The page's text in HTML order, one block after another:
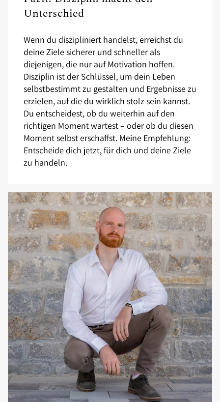
Unterschied
Wenn du diszipliniert handelst, erreichst du
deine Ziele sicherer und schneller als
diejenigen, die nur auf Motivation hoffen.
Disziplin ist der Schlüssel, um dein Leben
selbstbestimmt zu gestalten und Ergebnisse zu
erzielen, auf die du wirklich stolz sein kannst.
Du entscheidest, ob du weiterhin auf den
richtigen Moment wartest – oder ob du diesen
Moment selbst erschaffst. Meine Empfehlung:
Entscheide dich jetzt, für dich und deine Ziele
zu handeln.